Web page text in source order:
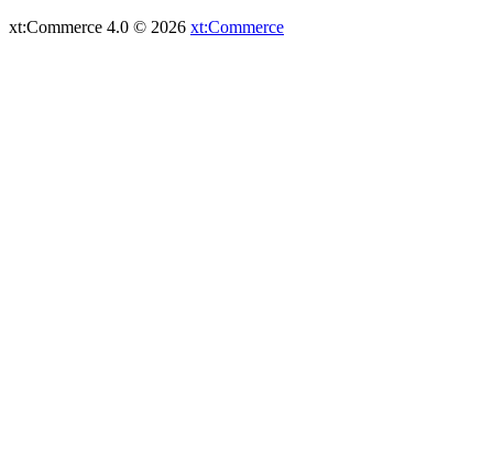
xt:Commerce 4.0 © 2026 xt:Commerce